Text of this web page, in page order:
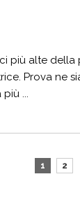
più alte
Prova ne
...
1 2